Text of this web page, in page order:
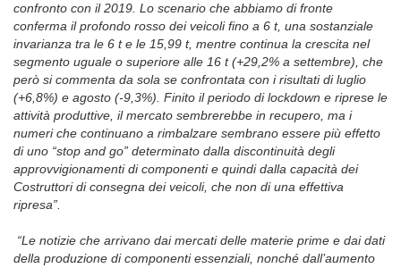
confronto con il 2019. Lo scenario che abbiamo di fronte
conferma il profondo rosso dei veicoli fino a 6 t, una sostanziale
invarianza tra le 6 t e le 15,99 t, mentre continua la crescita nel
segmento uguale o superiore alle 16 t (+29,2% a settembre), che
però si commenta da sola se confrontata con i risultati di luglio
(+6,8%) e agosto (-9,3%). Finito il periodo di lockdown e riprese le
attività produttive, il mercato sembrerebbe in recupero, ma i
numeri che continuano a rimbalzare sembrano essere più effetto
di uno “stop and go” determinato dalla discontinuità degli
approvvigionamenti di componenti e quindi dalla capacità dei
Costruttori di consegna dei veicoli, che non di una effettiva
ripresa”.
“Le notizie che arrivano dai mercati delle materie prime e dai dati
della produzione di componenti essenziali, nonché dall’aumento